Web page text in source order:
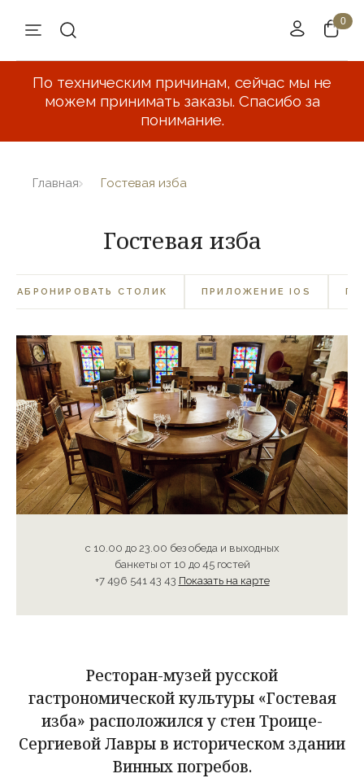
По техническим причинам, сейчас мы не
можем принимать заказы. Спасибо за
понимание.
Главная Гостевая изба
Гостевая изба
ЗАБРОНИРОВАТЬ СТОЛИК ПРИЛОЖЕНИЕ IOS
с 10.00 до 23.00 без обеда и выходных
банкеты от 10 до 45 гостей
+7 496 541 43 43 Показать на карте
Ресторан-музей русской
гастрономической культуры «Гостевая
изба» расположился у стен Троице-
Сергиевой Лавры в историческом здании
Винных погребов.